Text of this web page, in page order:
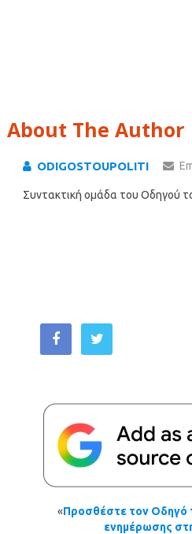
About The Author
ODIGOSTOUPOLITI
Συντακτική ομάδα του Οδηγού
«Προσθέστε τον Οδηγό
ενημέρωσης